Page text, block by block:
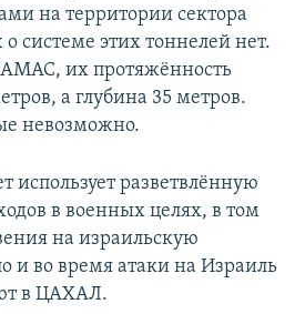
на территории сектора
системе этих тоннелей нет.
их протяжённость
а глубина 35 метров.
невозможно.
разветвлённую
в военных целях, в том
на израильскую
и во время атаки на Израиль
в ЦАХАЛ.